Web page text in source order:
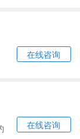
在线咨询
在线咨询